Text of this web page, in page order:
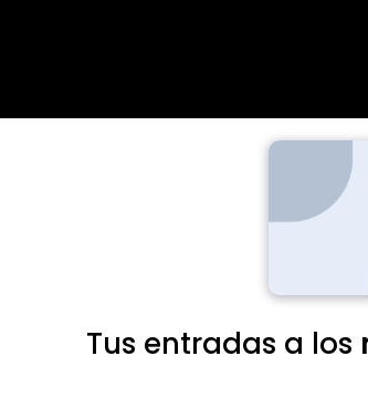
Tus entradas a los